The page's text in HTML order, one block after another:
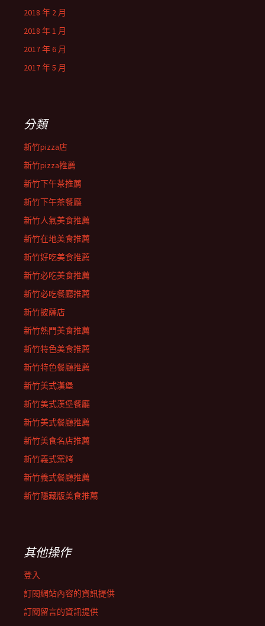
2018 年 2 月
2018 年 1 月
2017 年 6 月
2017 年 5 月
分類
新竹pizza店
新竹pizza推薦
新竹下午茶推薦
新竹下午茶餐廳
新竹人氣美食推薦
新竹在地美食推薦
新竹好吃美食推薦
新竹必吃美食推薦
新竹必吃餐廳推薦
新竹披薩店
新竹熱門美食推薦
新竹特色美食推薦
新竹特色餐廳推薦
新竹美式漢堡
新竹美式漢堡餐廳
新竹美式餐廳推薦
新竹美食名店推薦
新竹義式窯烤
新竹義式餐廳推薦
新竹隱藏版美食推薦
其他操作
登入
訂閱網站內容的資訊提供
訂閱留言的資訊提供